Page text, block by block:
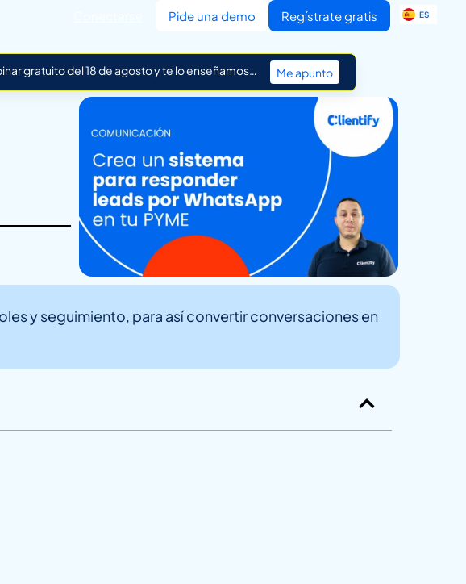
Pide una demo Regístrate gratis ES
IT
gratuito del 18 de agosto y te lo enseñamos… Me apunto
y seguimiento, para así convertir conversaciones en